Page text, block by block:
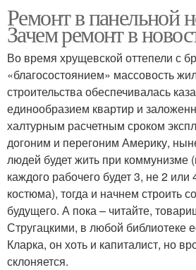
Ремонт в панельной
Зачем ремонт в
Во время хрущевской оттепели с
«благосостоянием» массовость
строительства обеспечивалась
единообразием квартир и
халтурным расчетным сроком
догоним и перегоним Америку,
людей будет жить при коммунизме
каждого рабочего будет 3, не 2
костюма), тогда и начнем строить
будущего. А пока – читайте,
Стругацкими, в любой библиотеке
Кларка, он хоть и капиталист, но
склоняется.